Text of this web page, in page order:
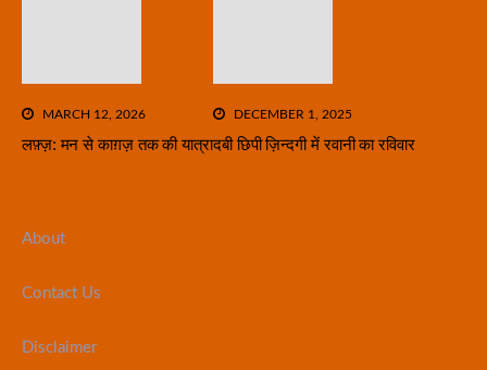
MARCH 12, 2026
लफ़्ज़: मन से काग़ज़ तक की यात्रा
DECEMBER 1, 2025
दबी छिपी ज़िन्दगी में रवानी का रविवार
About
Contact Us
Disclaimer